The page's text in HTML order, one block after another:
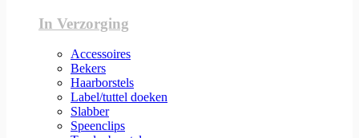
In Verzorging
Accessoires
Bekers
Haarborstels
Label/tuttel doeken
Slabber
Speenclips